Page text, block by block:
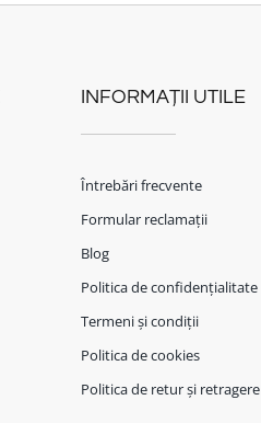
INFORMAȚII UTILE
Întrebări frecvente
Formular reclamații
Blog
Politica de confidențialitate
Termeni și condiții
Politica de cookies
Politica de retur și retragere